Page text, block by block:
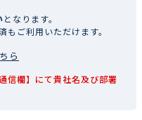
となります。
もご利用いただけます。
ら
信欄】にて貴社名及び部署